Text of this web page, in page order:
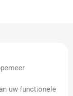
uw functionele